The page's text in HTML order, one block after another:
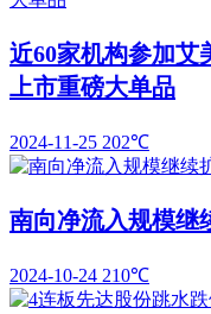
近60家机构参加艾
上市重磅大单品
2024-11-25 202℃
南向净流入规模继
2024-10-24 210℃